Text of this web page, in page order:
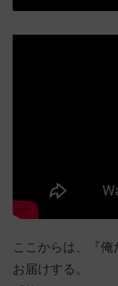
ここからは、『
お届けする。